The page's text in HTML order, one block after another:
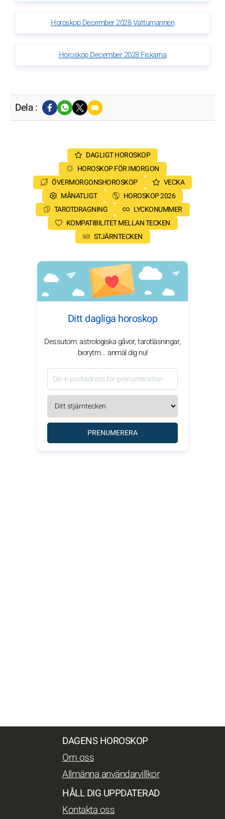
Horoskop December 2028 Vattumannen
Horoskop December 2028 Fiskarna
Dela :
DAGLIGT HOROSKOP
HOROSKOP FÖR IMORGON
ÖVERMORGONSHOROSKOP
VECKA
MÅNATLIGT
HOROSKOP 2026
TAROTDRAGNING
LYCKONUMMER
KOMPATIBILITET MELLAN TECKEN
STJÄRNTECKEN
Ditt dagliga horoskop
Dessutom: astrologiska gåvor, tarotläsningar,
biorytm... anmäl dig nu!
PRENUMERERA
DAGENS HOROSKOP
Om oss
Allmänna användarvillkor
HÅLL DIG UPPDATERAD
Kontakta oss